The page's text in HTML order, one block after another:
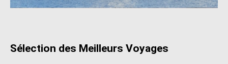
Sélection des Meilleurs Voyages